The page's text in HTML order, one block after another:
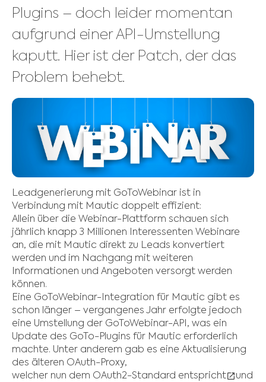
Plugins – doch leider momentan
aufgrund einer API-Umstellung
kaputt. Hier ist der Patch, der das
Problem behebt.
Leadgenerierung mit GoToWebinar ist in
Verbindung mit Mautic doppelt effizient:
Allein über die Webinar-Plattform schauen sich
jährlich knapp 3 Millionen Interessenten Webinare
an, die mit Mautic direkt zu Leads konvertiert
werden und im Nachgang mit weiteren
Informationen und Angeboten versorgt werden
können.
Eine GoToWebinar-Integration für Mautic gibt es
schon länger – vergangenes Jahr erfolgte jedoch
eine Umstellung der GoToWebinar-API, was ein
Update des GoTo-Plugins für Mautic erforderlich
machte. Unter anderem gab es eine Aktualisierung
des älteren OAuth-Proxy,
welcher nun dem OAuth2-Standard entspricht
und